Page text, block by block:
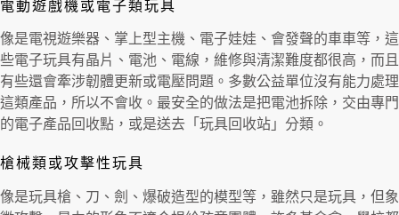
電動遊戲機或電子類玩具
像是電視遊樂器、掌上型主機、電子娃娃、會發聲的車車等，這
些電子玩具有晶片、電池、電線，維修與清潔難度都很高，而且
有些還會牽涉韌體更新或電壓問題。多數公益單位沒有能力處理
這類產品，所以不會收。最安全的做法是把電池拆除，交由專門
的電子產品回收點，或是送去「玩具回收站」分類。
槍械類或攻擊性玩具
像是玩具槍、刀、劍、爆破造型的模型等，雖然只是玩具，但象